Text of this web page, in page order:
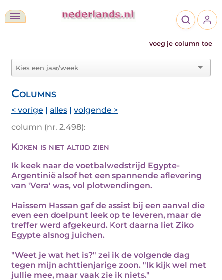
voeg je column toe
Columns
< vorige | alles | volgende >
column (nr. 2.498):
Kijken is niet altijd zien
Ik keek naar de voetbalwedstrijd Egypte-
Argentinië alsof het een spannende aflevering
van 'Vera' was, vol plotwendingen.
Haissem Hassan gaf de assist bij een aanval die
even een doelpunt leek op te leveren, maar de
treffer werd afgekeurd. Kort daarna liet Ziko
Egypte alsnog juichen.
"Weet je wat het is?" zei ik de volgende dag
tegen mijn achttienjarige zoon. "Ik kijk wel met
jullie mee, maar vaak zie ik niets."